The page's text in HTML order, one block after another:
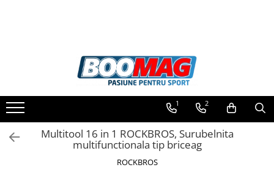
Biciclete copii
Biciclete dama
Biciclete mountain bike (MTB)
1 2
Multitool 16 in 1 ROCKBROS, ​​​​​​​Surubelnita
multifunctionala tip briceag
ROCKBROS